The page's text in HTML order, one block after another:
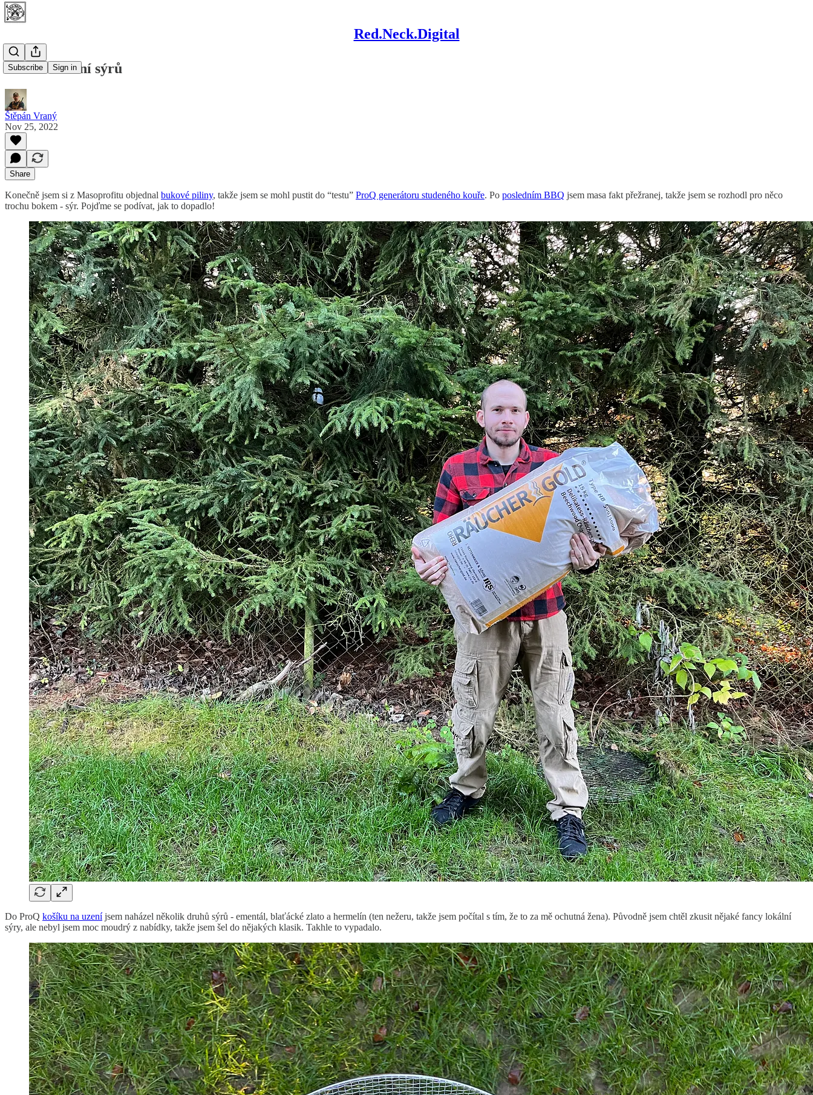
Red.Neck.Digital
Subscribe Sign in
Studené uzení sýrů
Štěpán Vraný
Nov 25, 2022
Share
Konečně jsem si z Masoprofitu objednal bukové piliny, takže jsem se mohl pustit do “testu” ProQ generátoru studeného kouře. Po posledním BBQ jsem masa fakt přežranej, takže jsem se rozhodl pro něco
trochu bokem - sýr. Pojďme se podívat, jak to dopadlo!
Do ProQ košíku na uzeníjsem naházel několik druhů sýrů - ementál, blaťácké zlato a hermelín (ten nežeru, takže jsem počítal s tím, že to za mě ochutná žena). Původně jsem chtěl zkusit nějaké fancy lokální
sýry, ale nebyl jsem moc moudrý z nabídky, takže jsem šel do nějakých klasik. Takhle to vypadalo.